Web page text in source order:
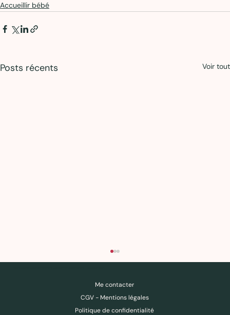
Accueillir bébé
Posts récents Voir tout
Me contacter
CGV - Mentions légales
Politique de confidentialité